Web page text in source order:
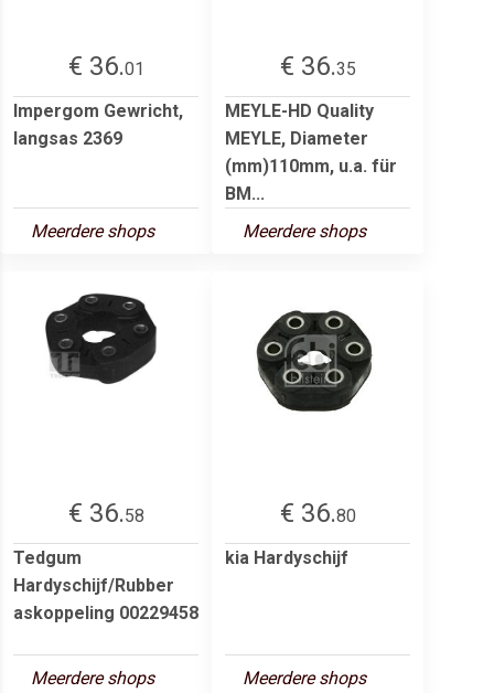
€ 36.01
Impergom Gewricht,
langsas 2369
Meerdere shops
€ 36.35
MEYLE-HD Quality
MEYLE, Diameter
(mm)110mm, u.a. für
BM...
Meerdere shops
€ 36.58
Tedgum
Hardyschijf/Rubber
askoppeling 00229458
Meerdere shops
€ 36.80
kia Hardyschijf
Meerdere shops